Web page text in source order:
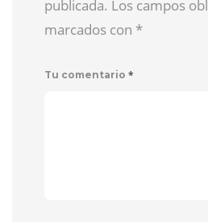
publicada. Los campos
marcados con *
Tu comentario *